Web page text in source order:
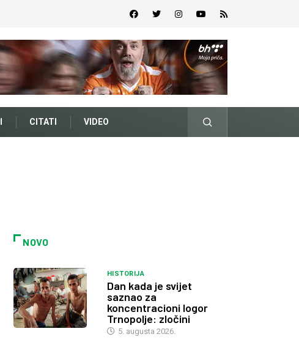
CITATI VIDEO
NOVO
HISTORIJA
Dan kada je svijet
saznao za
koncentracioni logor
Trnopolje: zločini
5. augusta 2026.